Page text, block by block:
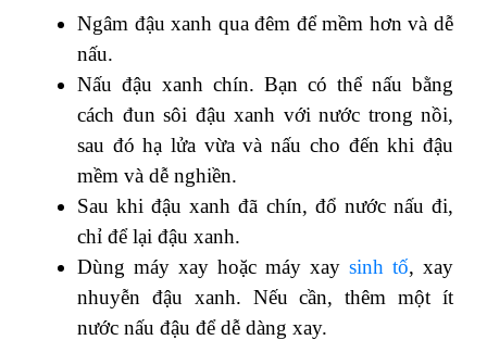
Ngâm đậu xanh qua đêm để mềm hơn và dễ
nấu.
Nấu đậu xanh chín. Bạn có thể nấu bằng
cách đun sôi đậu xanh với nước trong nồi,
sau đó hạ lửa vừa và nấu cho đến khi đậu
mềm và dễ nghiền.
Sau khi đậu xanh đã chín, đổ nước nấu đi,
chỉ để lại đậu xanh.
Dùng máy xay hoặc máy xay sinh tố, xay
nhuyễn đậu xanh. Nếu cần, thêm một ít
nước nấu đậu để dễ dàng xay.